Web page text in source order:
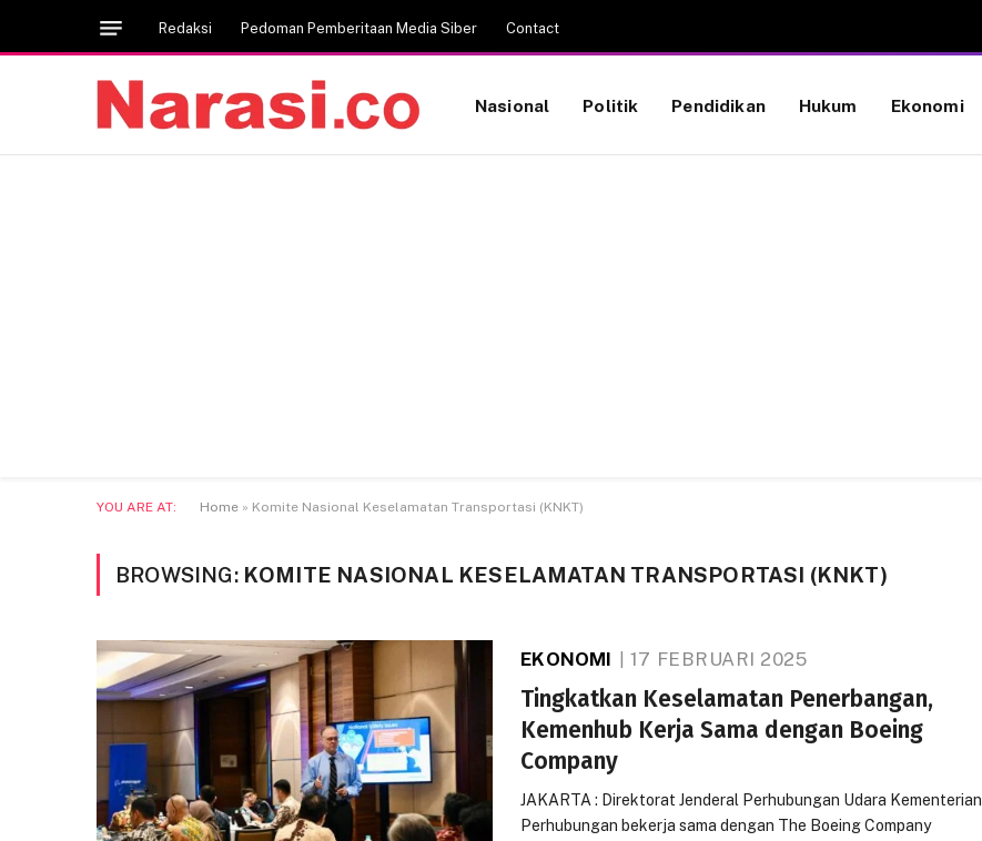
Redaksi Pedoman Pemberitaan Media Siber Contact
Nasional Politik Pendidikan Hukum Ekonomi
YOU ARE AT: Home » Komite Nasional Keselamatan Transportasi (KNKT)
BROWSING: KOMITE NASIONAL KESELAMATAN TRANSPORTASI (KNKT)
EKONOMI 17 FEBRUARI 2025
Tingkatkan Keselamatan Penerbangan,
Kemenhub Kerja Sama dengan Boeing
Company
JAKARTA : Direktorat Jenderal Perhubungan Udara Kementerian
Perhubungan bekerja sama dengan The Boeing Company